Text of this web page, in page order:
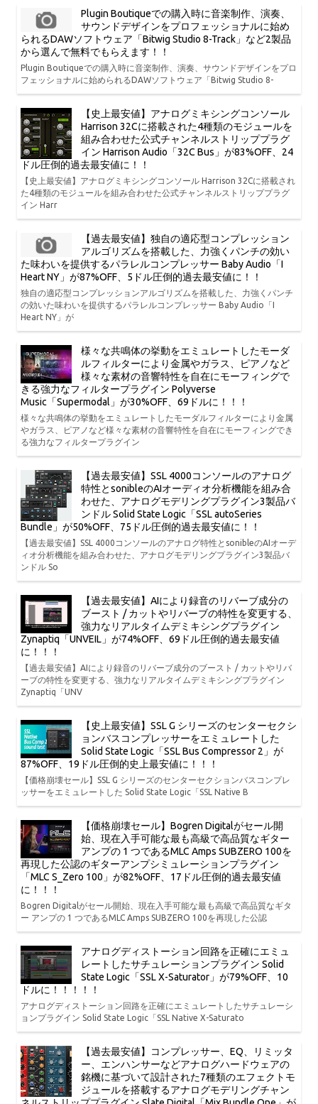
Plugin Boutiqueでの購入時に音楽制作、演奏、
サウンドデザインをプロフェッショナルに始め
られるDAWソフトウェア「Bitwig Studio 8-Track」など2製品
から選んで無料でもらえます！！
Plugin Boutiqueでの購入時に音楽制作、演奏、サウンドデザインをプロ
フェッショナルに始められるDAWソフトウェア「Bitwig Studio 8-
【史上最安値】アナログミキシングコンソール
Harrison 32Cに搭載された4種類のモジュールを
組み合わせた公式チャンネルストリッププラグ
イン Harrison Audio「32C Bus」が83%OFF、24
ドル圧倒的過去最安値に！！
【史上最安値】アナログミキシングコンソール Harrison 32Cに搭載され
た4種類のモジュールを組み合わせた公式チャンネルストリッププラグ
イン Harr
【過去最安値】独自の適応型コンプレッション
アルゴリズムを搭載した、力強くパンチの効い
た味わいを提供するパラレルコンプレッサー Baby Audio「I
Heart NY」が87%OFF、5ドル圧倒的過去最安値に！！
独自の適応型コンプレッションアルゴリズムを搭載した、力強くパンチ
の効いた味わいを提供するパラレルコンプレッサー Baby Audio「I
Heart NY」が
様々な共鳴体の挙動をエミュレートしたモーダ
ルフィルターにより金属やガラス、ピアノなど
様々な素材の音響特性を自在にモーフィングで
きる強力なフィルタープラグイン Polyverse
Music「Supermodal」が30%OFF、69ドルに！！！
様々な共鳴体の挙動をエミュレートしたモーダルフィルターにより金属
やガラス、ピアノなど様々な素材の音響特性を自在にモーフィングでき
る強力なフィルタープラグイン
【過去最安値】SSL 4000コンソールのアナログ
特性とsonibleのAIオーディオ分析機能を組み合
わせた、アナログモデリングプラグイン3製品バ
ンドル Solid State Logic「SSL autoSeries
Bundle」が50%OFF、75ドル圧倒的過去最安値に！！
【過去最安値】SSL 4000コンソールのアナログ特性とsonibleのAIオーデ
ィオ分析機能を組み合わせた、アナログモデリングプラグイン3製品バ
ンドル So
【過去最安値】AIにより録音のリバーブ成分の
ブースト / カットやリバーブの特性を変更する、
強力なリアルタイムデミキシングプラグイン
Zynaptiq「UNVEIL」が74%OFF、69ドル圧倒的過去最安値
に！！！
【過去最安値】AIにより録音のリバーブ成分のブースト / カットやリバ
ーブの特性を変更する、強力なリアルタイムデミキシングプラグイン
Zynaptiq「UNV
【史上最安値】SSL G シリーズのセンターセクシ
ョンバスコンプレッサーをエミュレートした
Solid State Logic「SSL Bus Compressor 2」が
87%OFF、19ドル圧倒的史上最安値に！！！
【価格崩壊セール】SSL G シリーズのセンターセクションバスコンプレ
ッサーをエミュレートした Solid State Logic「SSL Native B
【価格崩壊セール】Bogren Digitalがセール開
始、現在入手可能な最も高級で高品質なギター
アンプの 1 つであるMLC Amps SUBZERO 100を
再現した公認のギターアンプシミュレーションプラグイン
「MLC S_Zero 100」が82%OFF、17ドル圧倒的過去最安値
に！！！
Bogren Digitalがセール開始、現在入手可能な最も高級で高品質なギタ
ー アンプの 1 つであるMLC Amps SUBZERO 100を再現した公認
アナログディストーション回路を正確にエミュ
レートしたサチュレーションプラグイン Solid
State Logic「SSL X-Saturator」が79%OFF、10
ドルに！！！！！
アナログディストーション回路を正確にエミュレートしたサチュレーシ
ョンプラグイン Solid State Logic「SSL Native X-Saturato
【過去最安値】コンプレッサー、EQ、リミッタ
ー、エンハンサーなどアナログハードウェアの
銘機に基づいて設計された7種類のエフェクトモ
ジュールを搭載するアナログモデリングチャン